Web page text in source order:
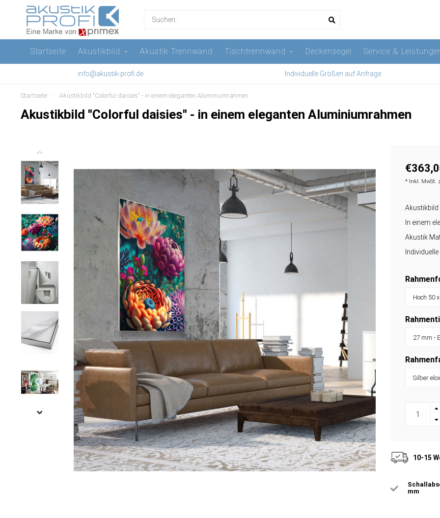
Startseite Akustikbild Akustik Trennwand Tischtrennwand Deckensegel Service &
info@akustik-profi.de Individuelle Größen auf Anfrage
Startseite Akustikbild "Colorful daisies" - in einem eleganten Aluminiumrahmen
Akustikbild "Colorful daisies" - in einem eleganten Aluminiumrahmen
* Inkl. MwSt.
In einem
Akustik
10-15
mm